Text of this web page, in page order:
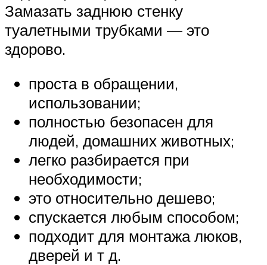
Замазать заднюю стенку
туалетными трубками — это
здорово.
проста в обращении,
использовании;
полностью безопасен для
людей, домашних животных;
легко разбирается при
необходимости;
это относительно дешево;
спускается любым способом;
подходит для монтажа люков,
дверей и т д.